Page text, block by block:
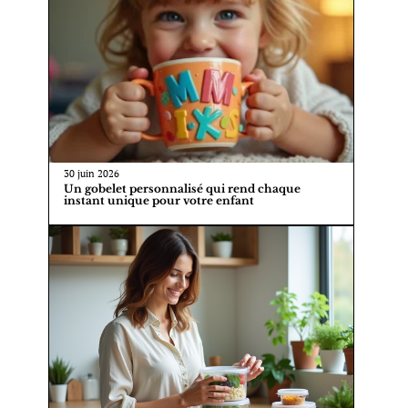
30 juin 2026
Un gobelet personnalisé qui rend chaque
instant unique pour votre enfant